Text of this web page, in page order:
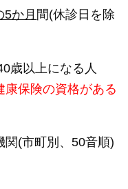
か月 間(休診日を除
歳以上になる人
康保険の資格がある
関(市町別、50音順)